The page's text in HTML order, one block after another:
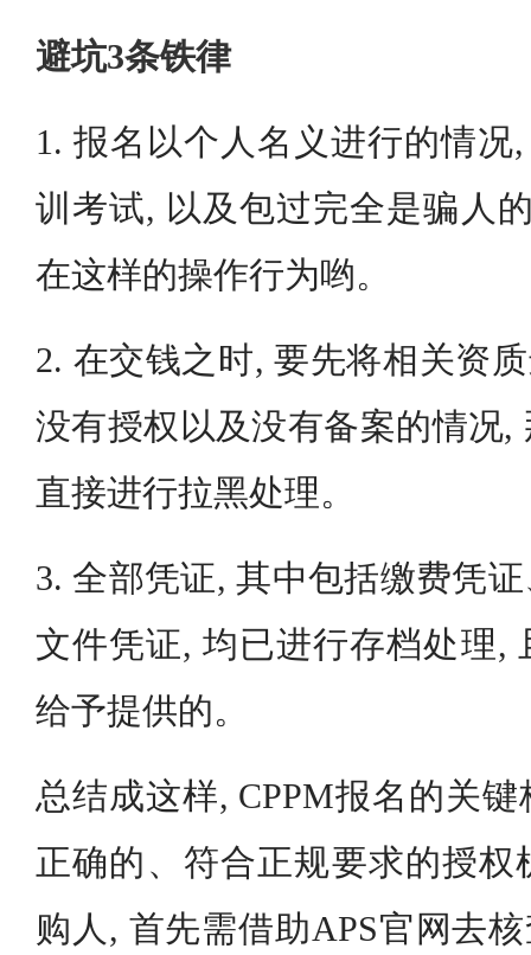
避坑3条铁律
1. 报名以个人名义进行的情况
训考试, 以及包过完全是骗人
在这样的操作行为哟。
2. 在交钱之时, 要先将相关资
没有授权以及没有备案的情况,
直接进行拉黑处理。
3. 全部凭证, 其中包括缴费凭
文件凭证, 均已进行存档处理,
给予提供的。
总结成这样, CPPM报名的关
正确的、符合正规要求的授权
购人, 首先需借助APS官网去